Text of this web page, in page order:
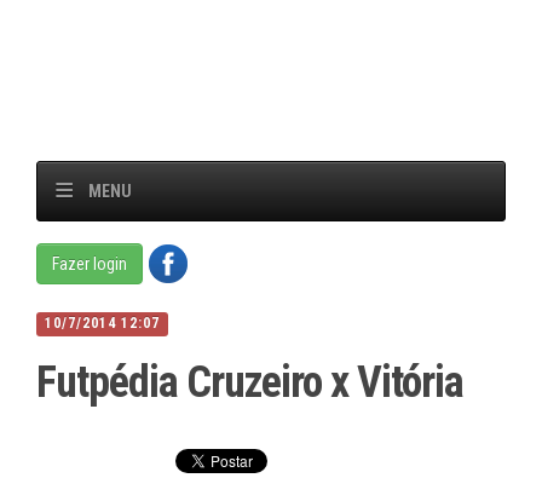
MENU
Fazer login
10/7/2014 12:07
Futpédia Cruzeiro x Vitória